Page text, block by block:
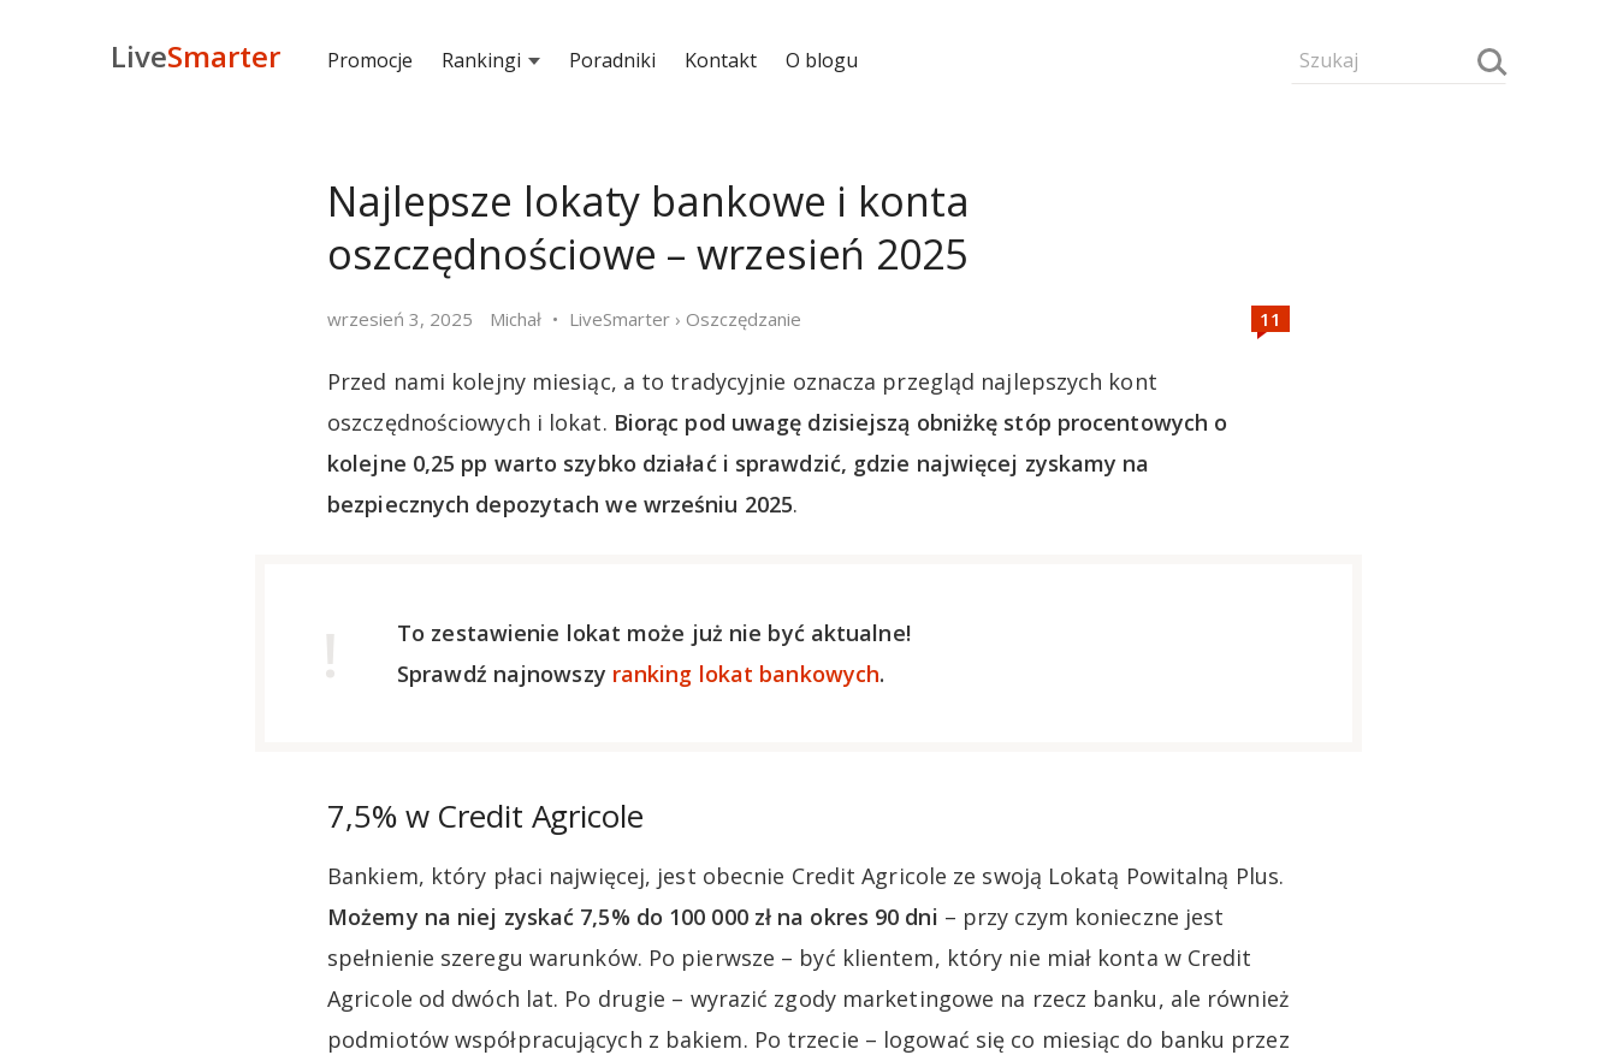
LiveSmarter Promocje Rankingi Poradniki Kontakt O blogu
Najlepsze lokaty bankowe i konta
oszczędnościowe – wrzesień 2025
wrzesień 3, 2025 Michał LiveSmarter › Oszczędzanie
Przed nami kolejny miesiąc, a to tradycyjnie oznacza przegląd najlepszych kont
oszczędnościowych i lokat. Biorąc pod uwagę dzisiejszą obniżkę stóp procentowych o
kolejne 0,25 pp warto szybko działać i sprawdzić, gdzie najwięcej zyskamy na
bezpiecznych depozytach we wrześniu 2025.
To zestawienie lokat może już nie być aktualne!
Sprawdź najnowszy ranking lokat bankowych.
7,5% w Credit Agricole
Bankiem, który płaci najwięcej, jest obecnie Credit Agricole ze swoją Lokatą Powitalną Plus.
Możemy na niej zyskać 7,5% do 100 000 zł na okres 90 dni – przy czym konieczne jest
spełnienie szeregu warunków. Po pierwsze – być klientem, który nie miał konta w Credit
Agricole od dwóch lat. Po drugie – wyrazić zgody marketingowe na rzecz banku, ale również
podmiotów współpracujących z bakiem. Po trzecie – logować się co miesiąc do banku przez